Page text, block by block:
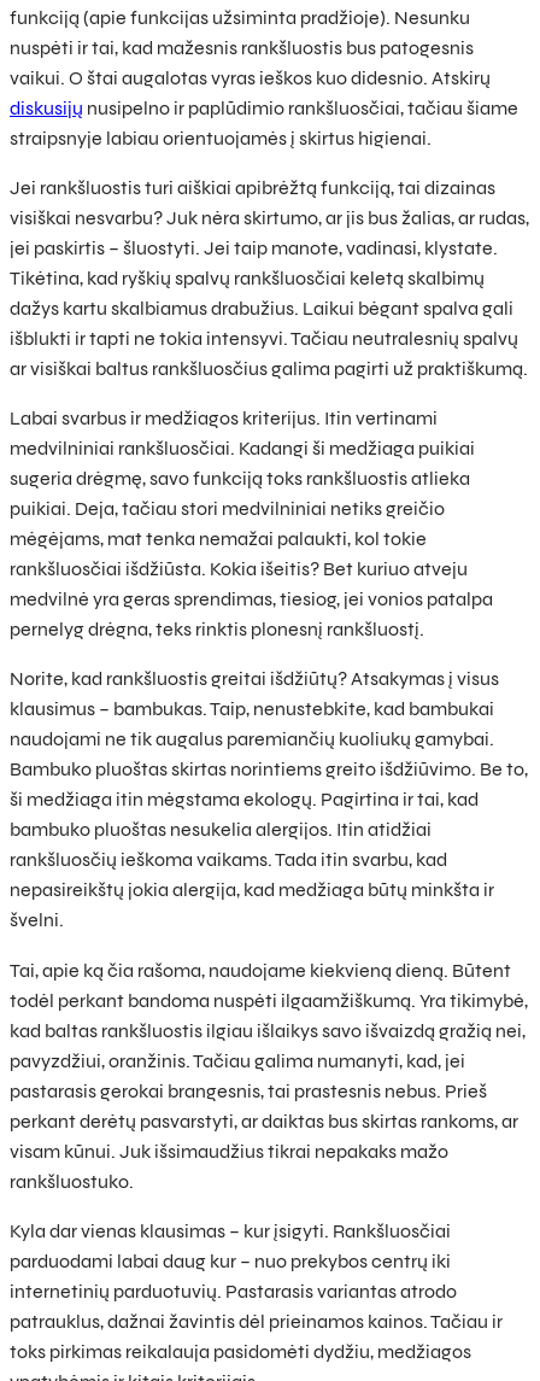
funkciją (apie funkcijas užsiminta pradžioje). Nesunku
nuspėti ir tai, kad mažesnis rankšluostis bus patogesnis
vaikui. O štai augalotas vyras ieškos kuo didesnio. Atskirų
diskusijų nusipelno ir paplūdimio rankšluosčiai, tačiau šiame
straipsnyje labiau orientuojamės į skirtus higienai.
Jei rankšluostis turi aiškiai apibrėžtą funkciją, tai dizainas
visiškai nesvarbu? Juk nėra skirtumo, ar jis bus žalias, ar rudas,
jei paskirtis – šluostyti. Jei taip manote, vadinasi, klystate.
Tikėtina, kad ryškių spalvų rankšluosčiai keletą skalbimų
dažys kartu skalbiamus drabužius. Laikui bėgant spalva gali
išblukti ir tapti ne tokia intensyvi. Tačiau neutralesnių spalvų
ar visiškai baltus rankšluosčius galima pagirti už praktiškumą.
Labai svarbus ir medžiagos kriterijus. Itin vertinami
medvilniniai rankšluosčiai. Kadangi ši medžiaga puikiai
sugeria drėgmę, savo funkciją toks rankšluostis atlieka
puikiai. Deja, tačiau stori medvilniniai netiks greičio
mėgėjams, mat tenka nemažai palaukti, kol tokie
rankšluosčiai išdžiūsta. Kokia išeitis? Bet kuriuo atveju
medvilnė yra geras sprendimas, tiesiog, jei vonios patalpa
pernelyg drėgna, teks rinktis plonesnį rankšluostį.
Norite, kad rankšluostis greitai išdžiūtų? Atsakymas į visus
klausimus – bambukas. Taip, nenustebkite, kad bambukai
naudojami ne tik augalus paremiančių kuoliukų gamybai.
Bambuko pluoštas skirtas norintiems greito išdžiūvimo. Be to,
ši medžiaga itin mėgstama ekologų. Pagirtina ir tai, kad
bambuko pluoštas nesukelia alergijos. Itin atidžiai
rankšluosčių ieškoma vaikams. Tada itin svarbu, kad
nepasireikštų jokia alergija, kad medžiaga būtų minkšta ir
švelni.
Tai, apie ką čia rašoma, naudojame kiekvieną dieną. Būtent
todėl perkant bandoma nuspėti ilgaamžiškumą. Yra tikimybė,
kad baltas rankšluostis ilgiau išlaikys savo išvaizdą gražią nei,
pavyzdžiui, oranžinis. Tačiau galima numanyti, kad, jei
pastarasis gerokai brangesnis, tai prastesnis nebus. Prieš
perkant derėtų pasvarstyti, ar daiktas bus skirtas rankoms, ar
visam kūnui. Juk išsimaudžius tikrai nepakaks mažo
rankšluostuko.
Kyla dar vienas klausimas – kur įsigyti. Rankšluosčiai
parduodami labai daug kur – nuo prekybos centrų iki
internetinių parduotuvių. Pastarasis variantas atrodo
patrauklus, dažnai žavintis dėl prieinamos kainos. Tačiau ir
toks pirkimas reikalauja pasidomėti dydžiu, medžiagos